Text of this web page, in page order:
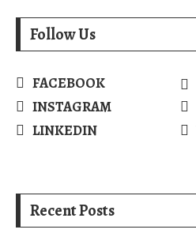
Follow Us
FACEBOOK
INSTAGRAM
LINKEDIN
Recent Posts